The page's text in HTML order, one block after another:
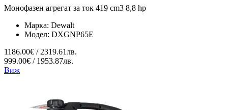
Монофазен агрегат за ток 419 cm3 8,8 hp
Марка: Dewalt
Модел: DXGNP65E
1186.00€ / 2319.61лв.
999.00€ / 1953.87лв.
Виж